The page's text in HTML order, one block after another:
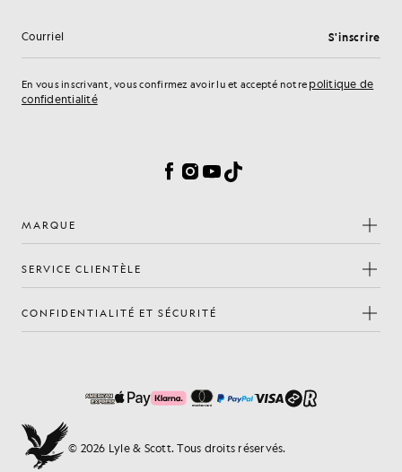
Adresse e-mail S'inscrire
En vous inscrivant, vous confirmez avoir lu et accepté notre politique de
confidentialité
Facebook
Instagram
YouTube
TikTok
MARQUE
SERVICE CLIENTÈLE
CONFIDENTIALITÉ ET SÉCURITÉ
© 2026 Lyle & Scott. Tous droits réservés.